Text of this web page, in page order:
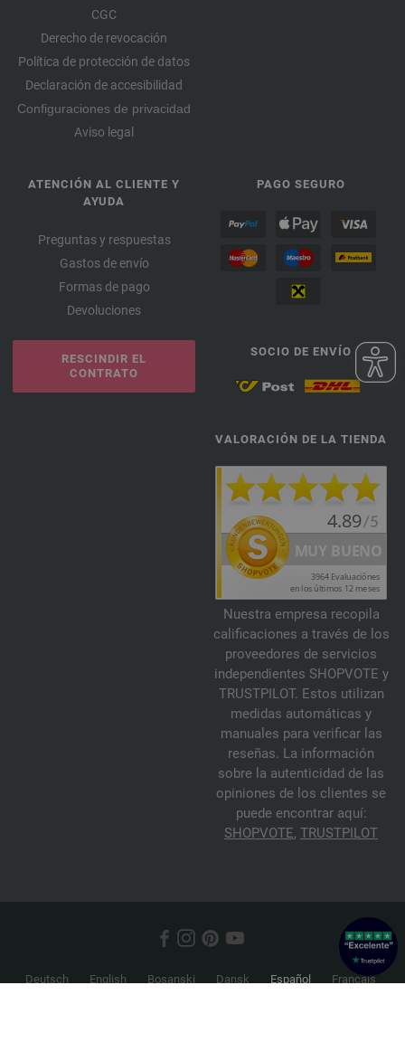
CGC
Derecho de revocación
Política de protección de datos
Declaración de accesibilidad
Configuraciones de privacidad
Aviso legal
ATENCIÓN AL CLIENTE Y
AYUDA
Preguntas y respuestas
Gastos de envío
Formas de pago
Devoluciones
RESCINDIR EL
CONTRATO
PAGO SEGURO
SOCIO DE ENVÍO
VALORACIÓN DE LA TIENDA
Nuestra empresa recopila
calificaciones a través de los
proveedores de servicios
independientes SHOPVOTE y
TRUSTPILOT. Estos utilizan
medidas automáticas y
manuales para verificar las
reseñas. La información
sobre la autenticidad de las
opiniones de los clientes se
puede encontrar aquí:
SHOPVOTE, TRUSTPILOT
Deutsch English Bosanski Dansk Español
Français